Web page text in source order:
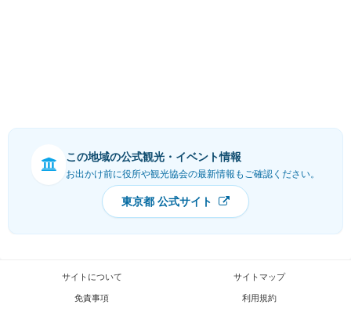
この地域の公式観光・イベント情報
お出かけ前に役所や観光協会の最新情報もご確認ください。
東京都 公式サイト
サイトについて サイトマップ
免責事項 利用規約